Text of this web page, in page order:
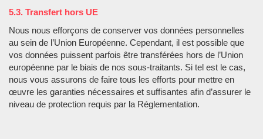
5.3. Transfert hors UE
Nous nous efforçons de conserver vos données personnelles
au sein de l’Union Européenne. Cependant, il est possible que
vos données puissent parfois être transférées hors de l’Union
européenne par le biais de nos sous-traitants. Si tel est le cas,
nous vous assurons de faire tous les efforts pour mettre en
œuvre les garanties nécessaires et suffisantes afin d’assurer le
niveau de protection requis par la Réglementation.